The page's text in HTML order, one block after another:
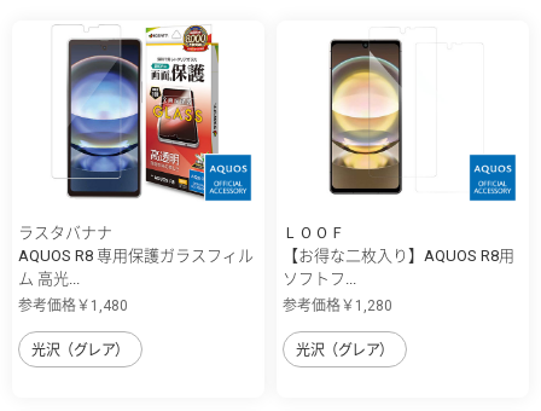
ラスタバナナ
AQUOS R8 専用保護ガラスフィル
ム 高光...
参考価格￥1,480
光沢（グレア）
ＬＯＯＦ
【お得な二枚入り】AQUOS R8用
ソフトフ...
参考価格￥1,280
光沢（グレア）